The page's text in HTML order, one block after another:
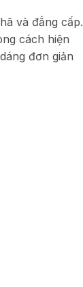
và đẳng cấp.
cách hiện
đơn giản